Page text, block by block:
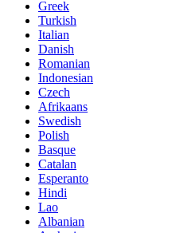
Greek
Turkish
Italian
Danish
Romanian
Indonesian
Czech
Afrikaans
Swedish
Polish
Basque
Catalan
Esperanto
Hindi
Lao
Albanian